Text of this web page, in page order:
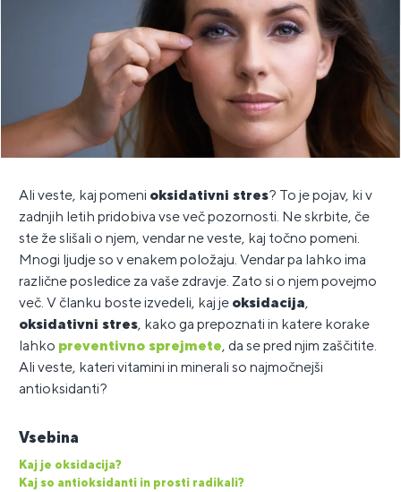
Ali veste, kaj pomeni oksidativni stres? To je pojav, ki v
zadnjih letih pridobiva vse več pozornosti. Ne skrbite, če
ste že slišali o njem, vendar ne veste, kaj točno pomeni.
Mnogi ljudje so v enakem položaju. Vendar pa lahko ima
različne posledice za vaše zdravje. Zato si o njem povejmo
več. V članku boste izvedeli, kaj je oksidacija,
oksidativni stres, kako ga prepoznati in katere korake
lahko preventivno sprejmete, da se pred njim zaščitite.
Ali veste, kateri vitamini in minerali so najmočnejši
antioksidanti?
Vsebina
Kaj je oksidacija?
Kaj so antioksidanti in prosti radikali?